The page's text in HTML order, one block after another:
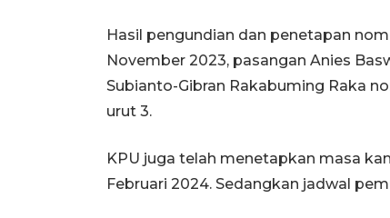
Hasil pengundian dan penetapan
November 2023, pasangan Anies
Subianto-Gibran Rakabuming Raka
urut 3.
KPU juga telah menetapkan masa
Februari 2024. Sedangkan jadwal